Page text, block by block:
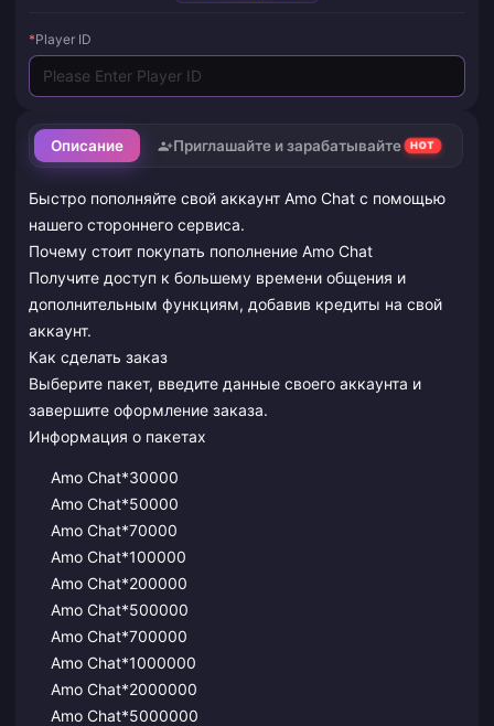
Описание Приглашайте и зарабатывайте HOT
Быстро пополняйте свой аккаунт Amo Chat с помощью
нашего стороннего сервиса.
Почему стоит покупать пополнение Amo Chat
Получите доступ к большему времени общения и
дополнительным функциям, добавив кредиты на свой
аккаунт.
Как сделать заказ
Выберите пакет, введите данные своего аккаунта и
завершите оформление заказа.
Информация о пакетах
Amo Chat*30000
Amo Chat*50000
Amo Chat*70000
Amo Chat*100000
Amo Chat*200000
Amo Chat*500000
Amo Chat*700000
Amo Chat*1000000
Amo Chat*2000000
Amo Chat*5000000
*Player ID